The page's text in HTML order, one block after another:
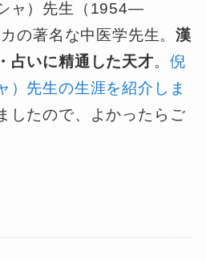
ャ）先生（1954—
の著名な中医学先生。漢
占いに精通した天才。 倪
）先生の生涯を紹介しま
したので、よかったらご